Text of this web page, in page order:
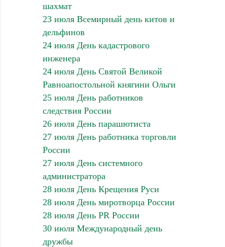
шахмат
23 июля Всемирный день китов и
дельфинов
24 июля День кадастрового
инженера
24 июля День Святой Великой
Равноапостольной княгини Ольги
25 июля День работников
следствия России
26 июля День парашютиста
27 июля День работника торговли
России
27 июля День системного
администратора
28 июля День Крещения Руси
28 июля День миротворца России
28 июля День PR России
30 июля Международный день
дружбы